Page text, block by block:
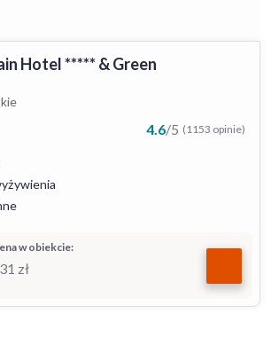
Hotel ***** & Green
4.6/5 (1153 opinie)
w obiekcie:
zł